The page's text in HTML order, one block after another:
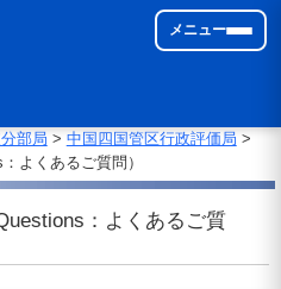
メニュー
部局 > 中国四国管区行政評価局 >
よくあるご質問）
：よくあるご質